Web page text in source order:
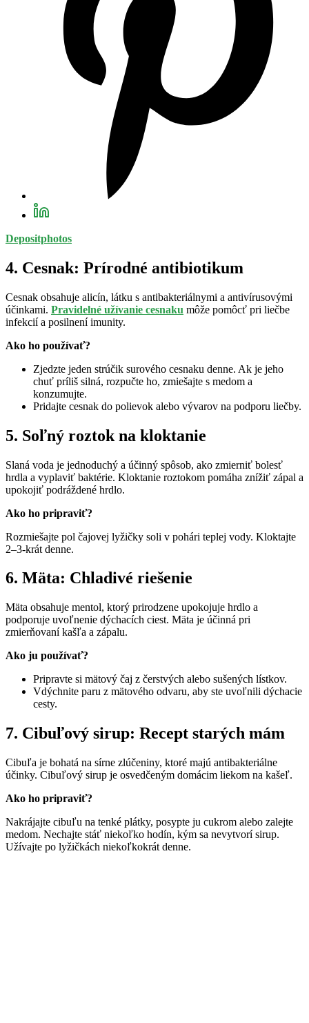
Depositphotos
4. Cesnak: Prírodné antibiotikum
Cesnak obsahuje alicín, látku s antibakteriálnymi a antivírusovými
účinkami. Pravidelné užívanie cesnaku môže pomôcť pri liečbe
infekcií a posilnení imunity.
Ako ho používať?
Zjedzte jeden strúčik surového cesnaku denne. Ak je jeho
chuť príliš silná, rozpučte ho, zmiešajte s medom a
konzumujte.
Pridajte cesnak do polievok alebo vývarov na podporu liečby.
5. Soľný roztok na kloktanie
Slaná voda je jednoduchý a účinný spôsob, ako zmierniť bolesť
hrdla a vyplaviť baktérie. Kloktanie roztokom pomáha znížiť zápal a
upokojiť podráždené hrdlo.
Ako ho pripraviť?
Rozmiešajte pol čajovej lyžičky soli v pohári teplej vody. Kloktajte
2–3-krát denne.
6. Mäta: Chladivé riešenie
Mäta obsahuje mentol, ktorý prirodzene upokojuje hrdlo a
podporuje uvoľnenie dýchacích ciest. Mäta je účinná pri
zmierňovaní kašľa a zápalu.
Ako ju používať?
Pripravte si mätový čaj z čerstvých alebo sušených lístkov.
Vdýchnite paru z mätového odvaru, aby ste uvoľnili dýchacie
cesty.
7. Cibuľový sirup: Recept starých mám
Cibuľa je bohatá na sírne zlúčeniny, ktoré majú antibakteriálne
účinky. Cibuľový sirup je osvedčeným domácim liekom na kašeľ.
Ako ho pripraviť?
Nakrájajte cibuľu na tenké plátky, posypte ju cukrom alebo zalejte
medom. Nechajte stáť niekoľko hodín, kým sa nevytvorí sirup.
Užívajte po lyžičkách niekoľkokrát denne.